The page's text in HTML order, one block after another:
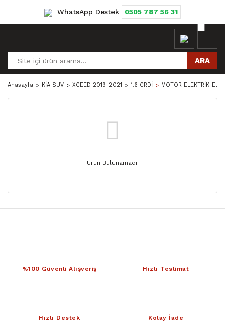
WhatsApp Destek 0505 787 56 31
ARA
Anasayfa KİA SUV XCEED 2019-2021 1.6 CRDİ MOTOR ELEKTRİK-
Ürün Bulunamadı.
%100 Güvenli Alışveriş Hızlı Teslimat
Hızlı Destek Kolay İade